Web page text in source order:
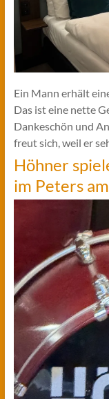
Ein Mann erhält
Das ist eine nette
Dankeschön und
freut sich, weil er
Höhner
im Peters